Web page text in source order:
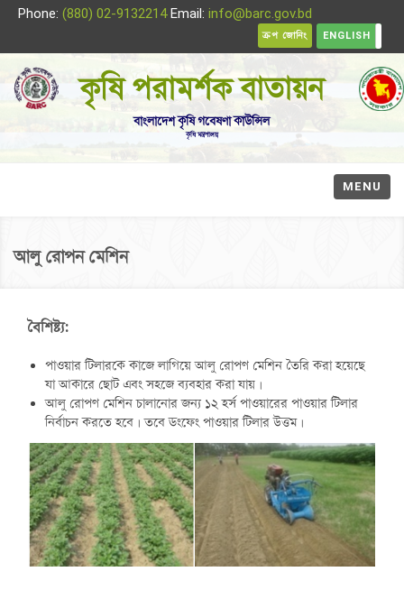
Phone: (880) 02-9132214 Email: info@barc.gov.bd
ENGLISH
ক্রপ জোনিং
কৃষি পরামর্শক বাতায়ন
বাংলাদেশ কৃষি গবেষণা কাউন্সিল
কৃষি মন্ত্রণালয়
MENU
আলু রোপন মেশিন
বৈশিষ্ট্য:
পাওয়ার টিলারকে কাজে লাগিয়ে আলু রোপণ মেশিন তৈরি করা হয়েছে
যা আকারে ছোট এবং সহজে ব্যবহার করা যায়।
আলু রোপণ মেশিন চালানোর জন্য ১২ হর্স পাওয়ারের পাওয়ার টিলার
নির্বাচন করতে হবে। তবে ডংফেং পাওয়ার টিলার উত্তম।